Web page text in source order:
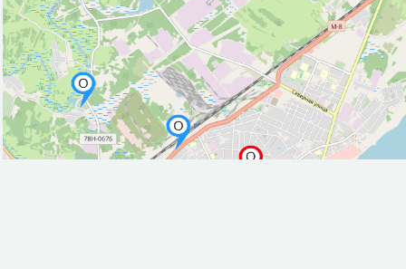
Театр (1)
Фастфуд (6)
Хостел (1)
Художественная галерея (2)
Центр искусств (2)
Церковь (27)
Часовня (3)
Исторические объекты